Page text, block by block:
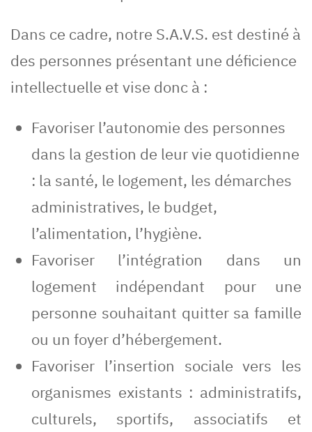
Dans ce cadre, notre S.A.V.S. est destiné à
des personnes présentant une déficience
intellectuelle et vise donc à :
Favoriser l’autonomie des personnes
dans la gestion de leur vie quotidienne
: la santé, le logement, les démarches
administratives, le budget,
l’alimentation, l’hygiène.
Favoriser l’intégration dans un
logement indépendant pour une
personne souhaitant quitter sa famille
ou un foyer d’hébergement.
Favoriser l’insertion sociale vers les
organismes existants : administratifs,
culturels, sportifs, associatifs et